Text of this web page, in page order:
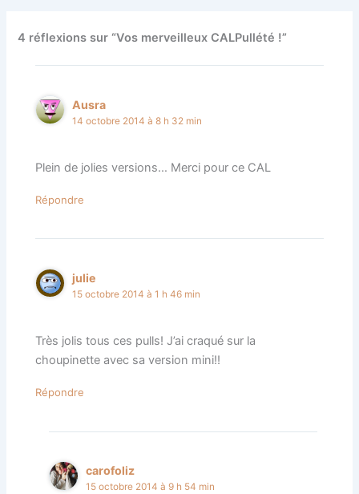
4 réflexions sur “Vos merveilleux CALPullété !”
Ausra
14 octobre 2014 à 8 h 32 min
Plein de jolies versions… Merci pour ce CAL
Répondre
julie
15 octobre 2014 à 1 h 46 min
Très jolis tous ces pulls! J’ai craqué sur la
choupinette avec sa version mini!!
Répondre
carofoliz
15 octobre 2014 à 9 h 54 min